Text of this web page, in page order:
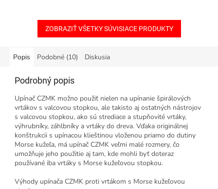
ZOBRAZIŤ VŠETKY SÚVISIACE PRODUKTY
Popis Podobné (10) Diskusia
Podrobný popis
Upínač CZMK možno použiť nielen na upínanie špirálových
vrtákov s valcovou stopkou, ale takisto aj ostatných nástrojov
s valcovou stopkou, ako sú strediace a stupňovité vrtáky,
výhrubníky, záhlbníky a vrtáky do dreva. Vďaka originálnej
konštrukcii s upínacou klieštinou vloženou priamo do dutiny
Morse kužeľa, má upínač CZMK veľmi malé rozmery, čo
umožňuje jeho použitie aj tam, kde mohli byť doteraz
používané iba vrtáky s Morse kužeľovou stopkou.
Výhody upínača CZMK proti vrtákom s Morse kužeľovou